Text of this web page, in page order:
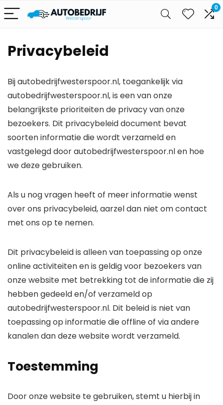
0
Privacybeleid
Bij autobedrijfwesterspoor.nl, toegankelijk via
autobedrijfwesterspoor.nl, is een van onze
belangrijkste prioriteiten de privacy van onze
bezoekers. Dit privacybeleid document bevat
soorten informatie die wordt verzameld en
vastgelegd door autobedrijfwesterspoor.nl en hoe
we deze gebruiken.
Als u nog vragen heeft of meer informatie wenst
over ons privacybeleid, aarzel dan niet om contact
met ons op te nemen.
Dit privacybeleid is alleen van toepassing op onze
online activiteiten en is geldig voor bezoekers van
onze website met betrekking tot de informatie die zij
hebben gedeeld en/of verzameld op
autobedrijfwesterspoor.nl. Dit beleid is niet van
toepassing op informatie die offline of via andere
kanalen dan deze website wordt verzameld.
Toestemming
Door onze website te gebruiken, stemt u hierbij in